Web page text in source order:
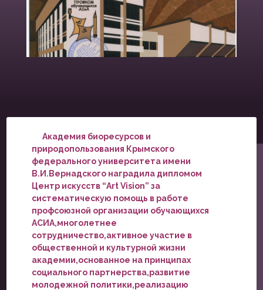
Академия биоресурсов и
природопользования Крымского
федерального университета имени
В.И.Вернадского наградила дипломом
Центр искусств “Art Vision” за
систематическую помощь в работе
профсоюзной организации обучающихся
АСИА,многолетнее
сотрудничество,активное участие в
общественной и культурной жизни
академии,основанное на принципах
социального партнерства,развитие
молодежной политики,реализацию